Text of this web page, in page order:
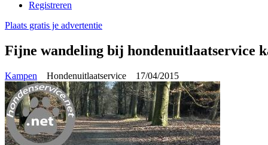
Registreren
Plaats gratis je advertentie
Fijne wandeling bij hondenuitlaatservice
Kampen Hondenuitlaatservice 17/04/2015